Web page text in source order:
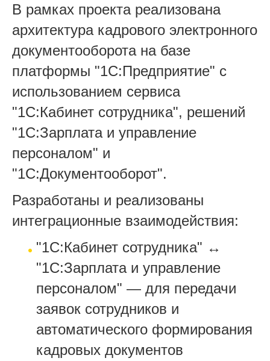
В рамках проекта реализована
архитектура кадрового электронного
документооборота на базе
платформы "1С:Предприятие" с
использованием сервиса
"1С:Кабинет сотрудника", решений
"1С:Зарплата и управление
персоналом" и
"1С:Документооборот".
Разработаны и реализованы
интеграционные взаимодействия:
"1С:Кабинет сотрудника" ↔
"1С:Зарплата и управление
персоналом" — для передачи
заявок сотрудников и
автоматического формирования
кадровых документов